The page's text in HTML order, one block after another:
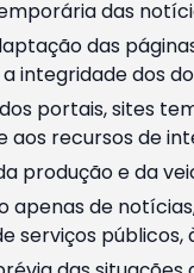
das
das
integridade dos
portais, sites
aos recursos de
produção e da
apenas de
serviços